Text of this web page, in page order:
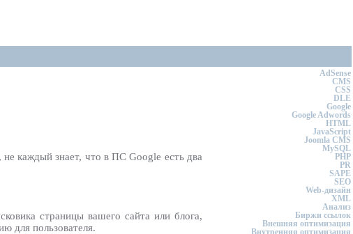
не каждый знает, что в ПС Google есть два
страницы вашего сайта или блога,
для пользователя.
AdSense
CMS
CSS
DLE
Google
Google Adwords
HTML
JavaScript
Joomla CMS
MySQL
PHP
PR
SAPE
SEO
Web-дизайн
XML
Анализ
Биржи ссылок
Внешняя оптимизация
Внутренняя оптимизация